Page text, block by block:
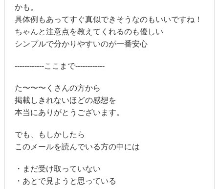
かも。
具体例もあってすぐ真似できそうなのもいいですね！
ちゃんと注意点を教えてくれるのも優しい
シンプルで分かりやすいのが一番安心
------------ここまで------------
た〜〜〜くさんの方から
掲載しきれないほどの感想を
本当にありがとうございます。
でも、もしかしたら
このメールを読んでいる方の中には
・まだ受け取っていない
・あとで見ようと思っている